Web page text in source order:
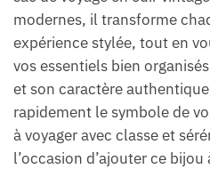
modernes, il transforme
expérience stylée, tout en
vos essentiels bien
et son caractère
rapidement le symbole de
à voyager avec classe et
l’occasion d’ajouter ce